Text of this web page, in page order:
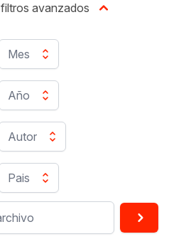
Mes
Año
Autor
Pais
filtros avanzados